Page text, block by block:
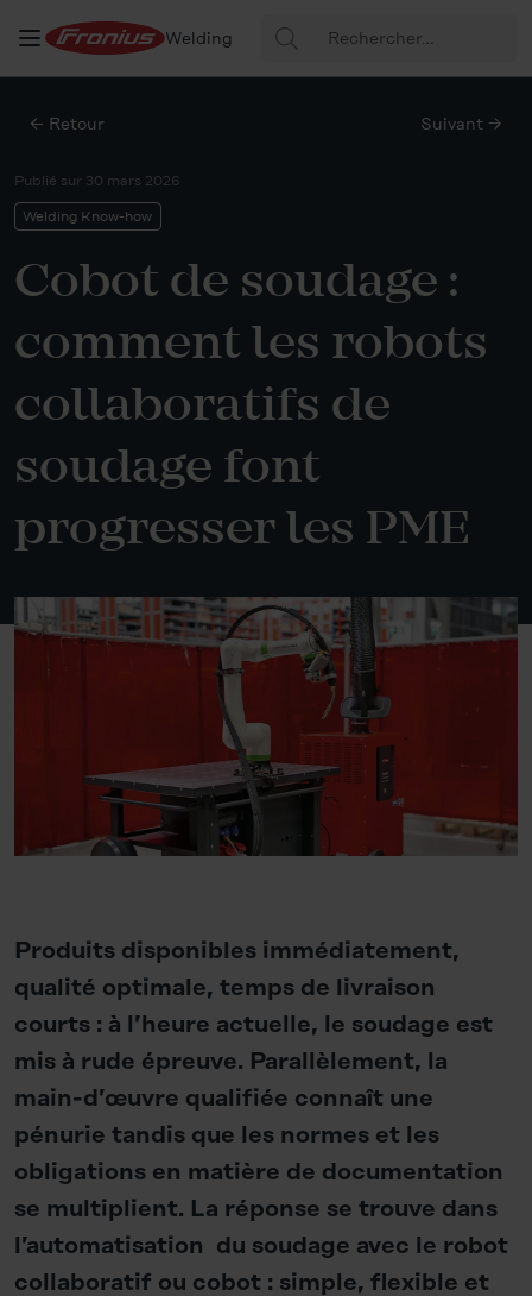
Welding
Rechercher
← Retour Suivant →
Publié sur 30 mars 2026
Welding Know-how
Cobot de soudage :
comment les robots
collaboratifs de
soudage font
progresser les PME
Produits disponibles immédiatement,
qualité optimale, temps de livraison
courts : à l’heure actuelle, le soudage est
mis à rude épreuve. Parallèlement, la
main-d’œuvre qualifiée connaît une
pénurie tandis que les normes et les
obligations en matière de documentation
se multiplient. La réponse se trouve dans
l’automatisation du soudage avec le robot
collaboratif ou cobot : simple, flexible et